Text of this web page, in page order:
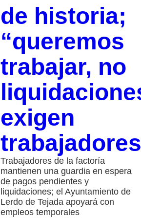
de historia;
“queremos
trabajar, no
exigen
trabajadores
Trabajadores de la factoría
mantienen una guardia en espera
de pagos pendientes y
liquidaciones; el Ayuntamiento de
Lerdo de Tejada apoyará con
empleos temporales